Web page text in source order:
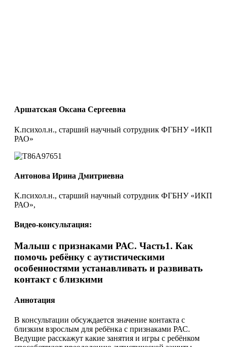
Аршатская Оксана Сергеевна
К.психол.н., старший научный сотрудник ФГБНУ «ИКП
РАО»
Антонова Ирина Дмитриевна
К.психол.н., старший научный сотрудник ФГБНУ «ИКП
РАО»,
Видео-консультация:
Малыш с признаками РАС. Часть1. Как
помочь ребёнку с аутистическими
особенностями устанавливать и развивать
контакт с близкими
Аннотация
В консультации обсуждается значение контакта с
близким взрослым для ребёнка с признаками РАС.
Ведущие расскажут какие занятия и игры с ребёнком